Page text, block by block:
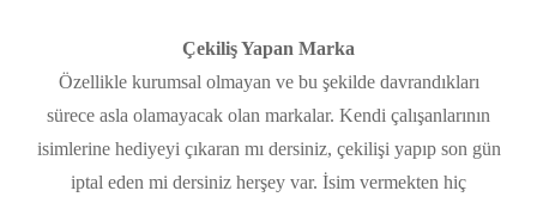
Çekiliş Yapan Marka
Özellikle kurumsal olmayan ve bu şekilde davrandıkları
sürece asla olamayacak olan markalar. Kendi çalışanlarının
isimlerine hediyeyi çıkaran mı dersiniz, çekilişi yapıp son gün
iptal eden mi dersiniz herşey var. İsim vermekten hiç